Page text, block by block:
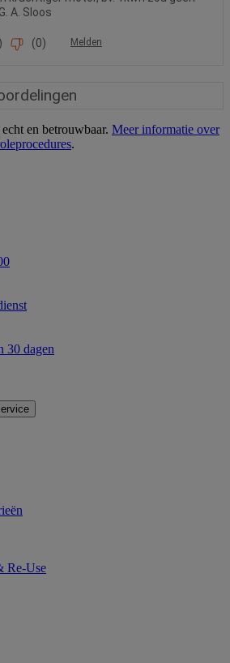
en betrouwbaar. Meer informatie over
.
30 dagen
Re-Use